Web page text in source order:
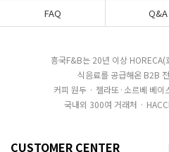
FAQ
Q&A
흥국F&B는 20년 이상
식음료를 공급해온 B2B
커피 원두 · 젤라또·소르베 베이
국내외 300여 거래처 ·
CUSTOMER CENTER